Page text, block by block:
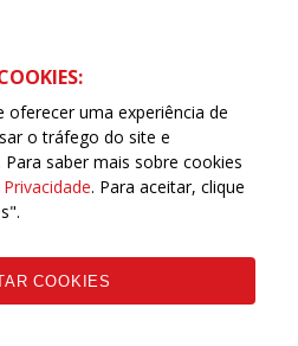
oferecer uma experiência de
o tráfego do site e
saber mais sobre cookies
. Para aceitar, clique
COOKIES